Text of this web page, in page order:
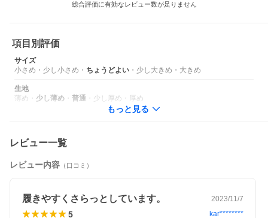
総合評価に有効なレビュー数が足りません
項目別評価
サイズ
小さめ ・ 少し小さめ ・ ちょうどよい ・ 少し大きめ ・ 大きめ
生地
薄め ・ 少し薄め ・ 普通 ・ 少し厚め ・ 厚め
もっと見る
レビュー一覧
レビュー内容 （口コミ）
履きやすくさらっとしています。 2023/11/7
5 kar********